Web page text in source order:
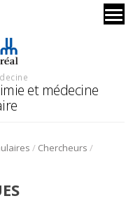
et médecine
/ Chercheurs /